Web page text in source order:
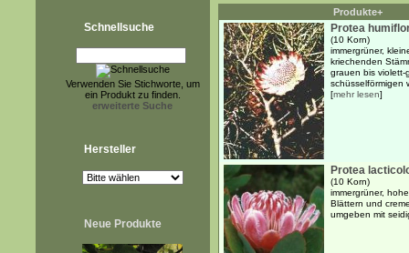
Schnellsuche
Verwenden Sie Stichworte, um
ein Produkt zu finden.
erweiterte Suche
Hersteller
Neue Produkte
Produkte+
Protea
(10 Korn)
immergrüner,
kriechenden
grauen bis
schüsselförmigen
[mehr lesen]
Protea
(10 Korn)
immergrüner,
Blättern und
umgeben mit